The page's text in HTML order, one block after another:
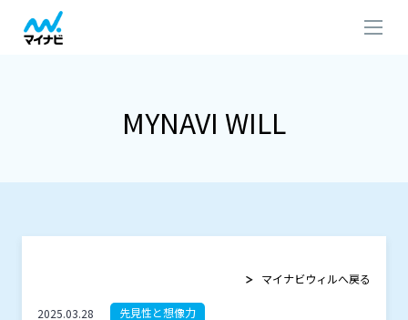
MYNAVI WILL
マイナビウィルへ戻る
2025.03.28 先見性と想像力